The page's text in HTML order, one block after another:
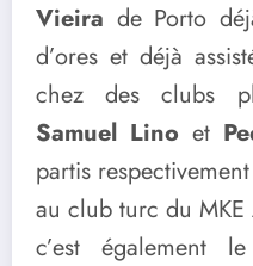
Vieira de Porto
d’ores et déjà
chez des clubs
Samuel Lino et
partis
au club turc du MKE
c’est également